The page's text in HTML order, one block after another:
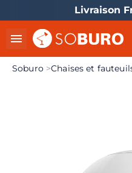
Livraison

Soburo Chaises et